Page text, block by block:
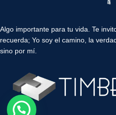
Algo importante para tu vida. Te
recuerda; Yo soy el camino, la
sino por mí.